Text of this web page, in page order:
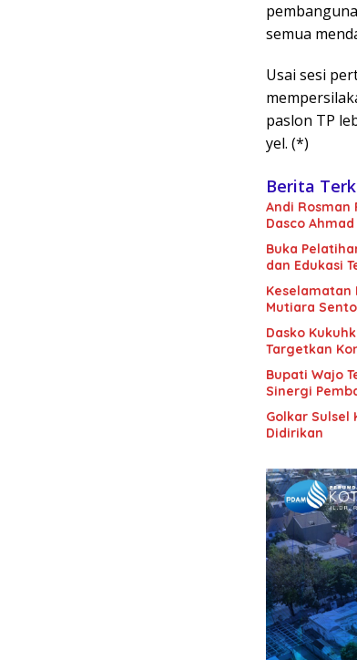
semua
Usai sesi
paslon TP
yel. (*)
Berita
Andi Rosman
Dasco Ahmad
Buka
dan Edukasi
Keselamatan
Mutiara
Dasko
Targetkan
Bupati Wajo
Sinergi
Golkar Sulsel
Didirikan